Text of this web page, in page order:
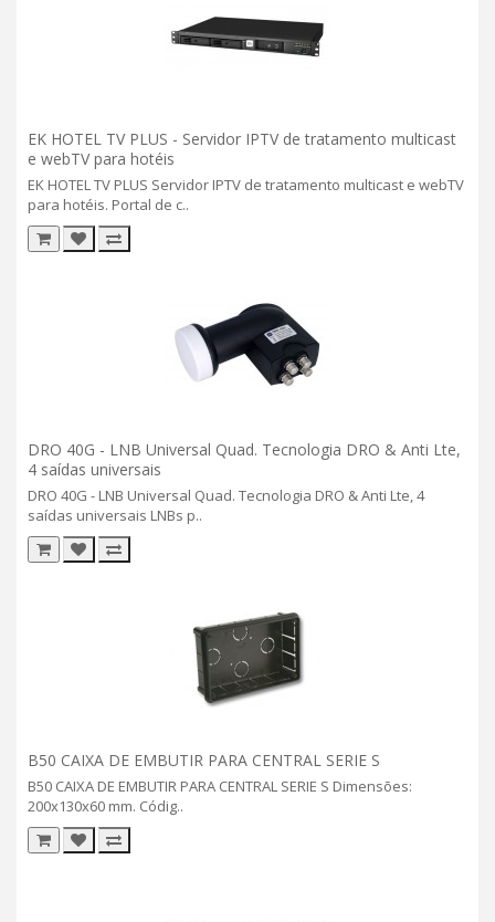
EK HOTEL TV PLUS​​​​​​​ - Servidor IPTV de tratamento multicast
e webTV para hotéis
EK HOTEL TV PLUS Servidor IPTV de tratamento multicast e webTV
para hotéis. Portal de c..
DRO 40G - LNB Universal Quad. Tecnologia DRO & Anti Lte,
4 saídas universais
DRO 40G - LNB Universal Quad. Tecnologia DRO & Anti Lte, 4
saídas universais LNBs p..
B50 CAIXA DE EMBUTIR PARA CENTRAL SERIE S
B50 CAIXA DE EMBUTIR PARA CENTRAL SERIE S Dimensões:
200x130x60 mm. Códig..